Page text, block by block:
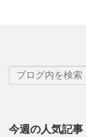
今週の人気記事